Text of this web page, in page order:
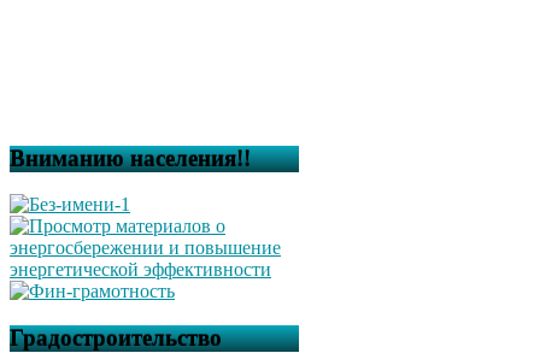
Вниманию населения!!
Градостроительство